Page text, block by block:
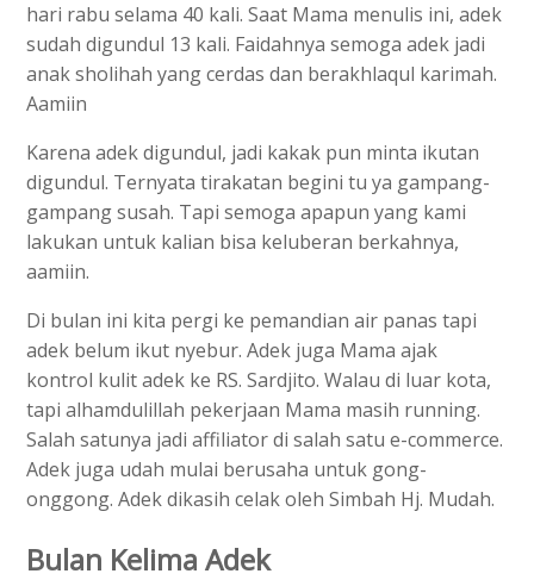
hari rabu selama 40 kali. Saat Mama menulis ini, adek
sudah digundul 13 kali. Faidahnya semoga adek jadi
anak sholihah yang cerdas dan berakhlaqul karimah.
Aamiin
Karena adek digundul, jadi kakak pun minta ikutan
digundul. Ternyata tirakatan begini tu ya gampang-
gampang susah. Tapi semoga apapun yang kami
lakukan untuk kalian bisa keluberan berkahnya,
aamiin.
Di bulan ini kita pergi ke pemandian air panas tapi
adek belum ikut nyebur. Adek juga Mama ajak
kontrol kulit adek ke RS. Sardjito. Walau di luar kota,
tapi alhamdulillah pekerjaan Mama masih running.
Salah satunya jadi affiliator di salah satu e-commerce.
Adek juga udah mulai berusaha untuk gong-
onggong. Adek dikasih celak oleh Simbah Hj. Mudah.
Bulan Kelima Adek